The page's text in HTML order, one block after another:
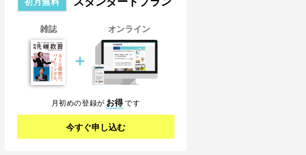
初月無料
雑誌
＋
オンライン
月初めの登録が お得です
今すぐ申し込む